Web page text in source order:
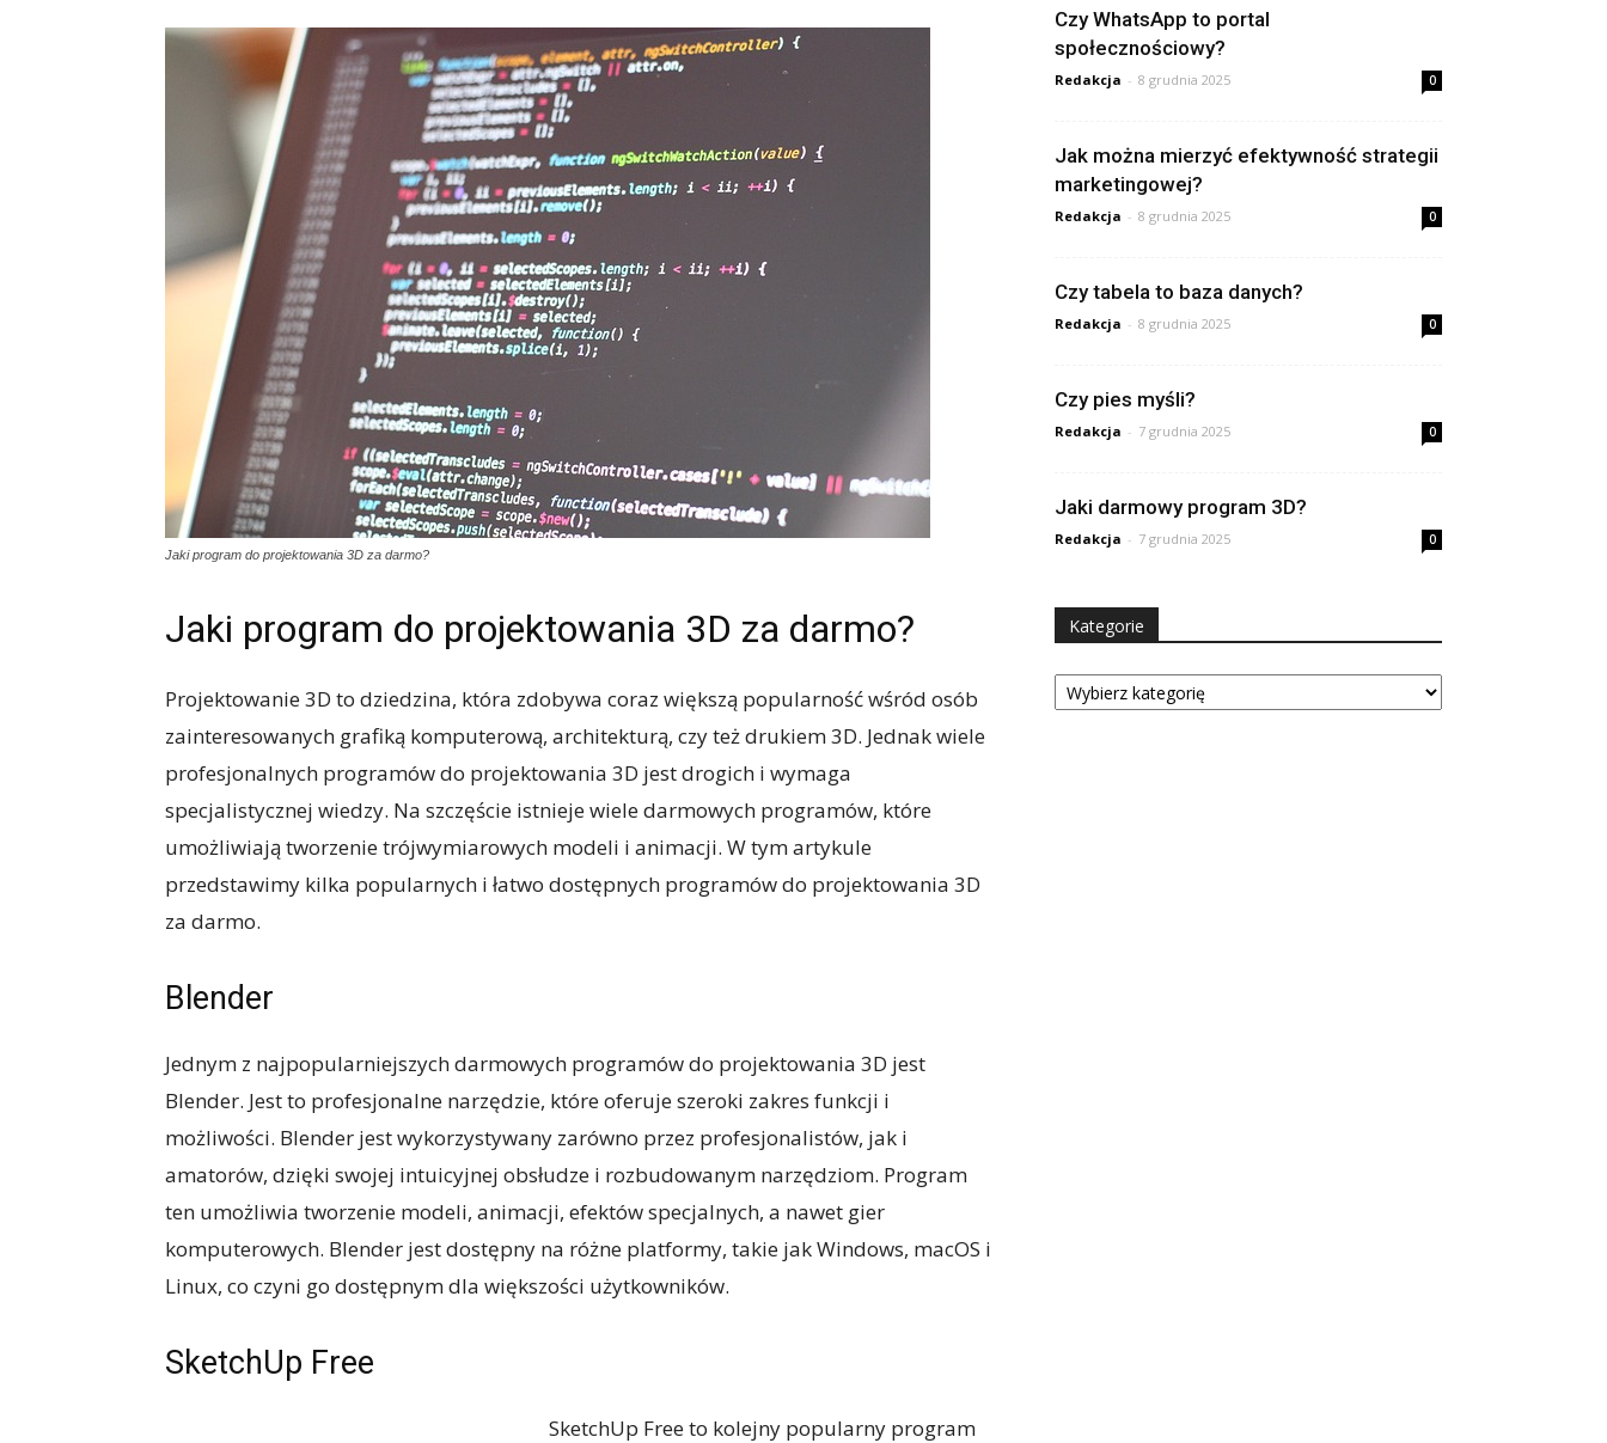
Jaki program do projektowania 3D za darmo?
Jaki program do projektowania 3D za darmo?
Projektowanie 3D to dziedzina, która zdobywa coraz większą popularność wśród osób
zainteresowanych grafiką komputerową, architekturą, czy też drukiem 3D. Jednak wiele
profesjonalnych programów do projektowania 3D jest drogich i wymaga
specjalistycznej wiedzy. Na szczęście istnieje wiele darmowych programów, które
umożliwiają tworzenie trójwymiarowych modeli i animacji. W tym artykule
przedstawimy kilka popularnych i łatwo dostępnych programów do projektowania 3D
za darmo.
Blender
Jednym z najpopularniejszych darmowych programów do projektowania 3D jest
Blender. Jest to profesjonalne narzędzie, które oferuje szeroki zakres funkcji i
możliwości. Blender jest wykorzystywany zarówno przez profesjonalistów, jak i
amatorów, dzięki swojej intuicyjnej obsłudze i rozbudowanym narzędziom. Program
ten umożliwia tworzenie modeli, animacji, efektów specjalnych, a nawet gier
komputerowych. Blender jest dostępny na różne platformy, takie jak Windows, macOS i
Linux, co czyni go dostępnym dla większości użytkowników.
SketchUp Free
SketchUp Free to kolejny popularny program
Czy WhatsApp to portal
społecznościowy?
Redakcja - 8 grudnia 2025 0
Jak można mierzyć efektywność strategii
marketingowej?
Redakcja - 8 grudnia 2025 0
Czy tabela to baza danych?
Redakcja - 8 grudnia 2025 0
Czy pies myśli?
Redakcja - 7 grudnia 2025 0
Jaki darmowy program 3D?
Redakcja - 7 grudnia 2025 0
Kategorie
Kategorie